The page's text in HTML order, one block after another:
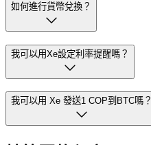
如何進行貨幣兌換？
我可以用Xe設定利率提醒嗎？
我可以用 Xe 發送1 COP到BTC嗎？